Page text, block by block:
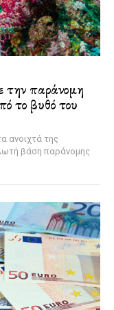
παράνομη
το βυθό του
ανοιχτά της
βάση παράνομης